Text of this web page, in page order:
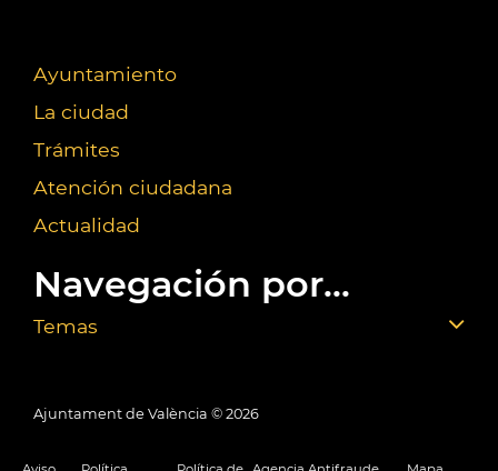
Ayuntamiento
La ciudad
Trámites
Atención ciudadana
Actualidad
Navegación por...
Temas
Ajuntament de València © 2026